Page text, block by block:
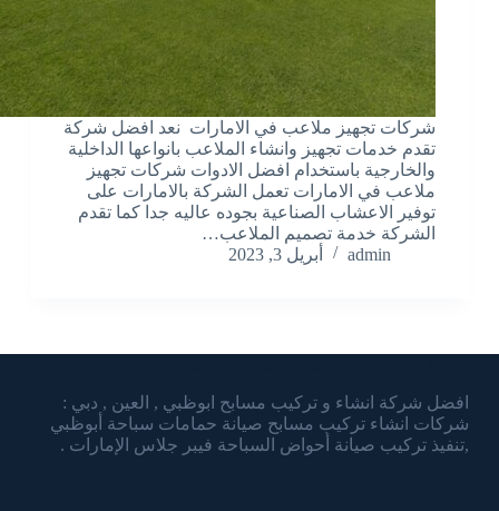
شركات تجهيز ملاعب في الامارات نعد افضل شركة
تقدم خدمات تجهيز وانشاء الملاعب بانواعها الداخلية
والخارجية باستخدام افضل الادوات شركات تجهيز
ملاعب في الامارات تعمل الشركة بالامارات على
توفير الاعشاب الصناعية بجوده عاليه جدا كما تقدم
الشركة خدمة تصميم الملاعب…
admin
أبريل 3, 2023
افضل شركة انشاء و تركيب مسابح ابوظبي , العين , دبي :
شركات انشاء تركيب مسابح صيانة حمامات سباحة أبوظبي
,تنفيذ تركيب صيانة أحواض السباحة فيبر جلاس الإمارات .